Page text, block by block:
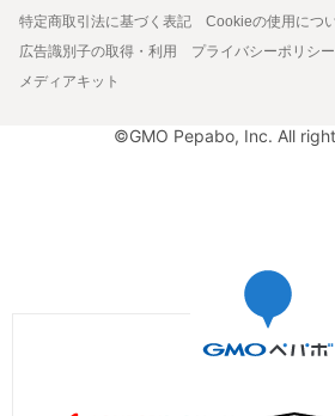
特定商取引法に基づく表記
Cookieの使用につ
広告識別子の取得・利用
プライバシーポリシー
メディアキット
©GMO Pepabo, Inc. All